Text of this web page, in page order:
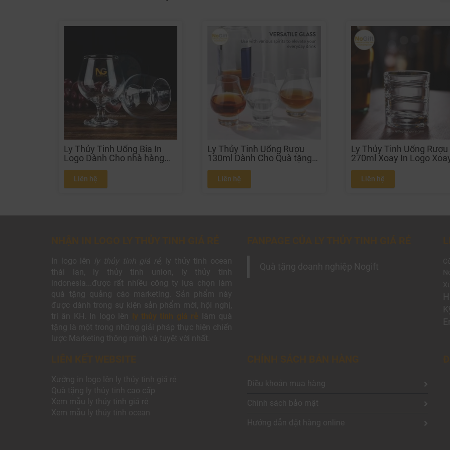
Ly Thủy Tinh Uống Bia In
Logo Dành Cho nhà hàng
Liên hệ
Ly Thủy Tinh Uống Rượu
130ml Dành Cho Quà tặng
Liên hệ
Ly Thủy Tinh Uống Rượu
270ml Xoay In Logo
barLiên hệ
In logo lên ly thủy tinh giá rẻ, ly thủy tinh ocean
thái lan, ly thủy tinh union, ly thủy tinh
indonesia...được rất nhiều công ty lựa chọn làm
quà tặng quảng cáo marketing. Sản phẩm này
được dành trong sự kiện sản phẩm mới, hội nghị,
tri ân KH. In logo lên
làm quà
tặng là một trong những giải pháp thực hiện chiến
lược Marketing thông minh và tuyệt vời nhất.
Quà tặng doanh nghiệp Nogift
Xưởng
Quà tặng
cao cấp
Xem mẫu
ủy tinh giá rẻ
Xem mẫu
Điều khoản mua hàng
Chính sách bảo mật
Hướng dẫn đặt hàng online